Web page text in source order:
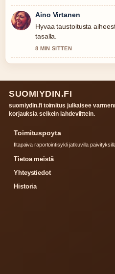
Aino Virtanen
Hyvaa taustoitusta
tasalla.
8 MIN SITTEN
SUOMIYDIN.FI
suomiydin.fi toimitus julkaisee
korjauksia selkein lahdeviittein.
Toimituspoyta
Iltapaiva raportointisykli jatkuvilla
Tietoa meistä
Yhteystiedot
Historia